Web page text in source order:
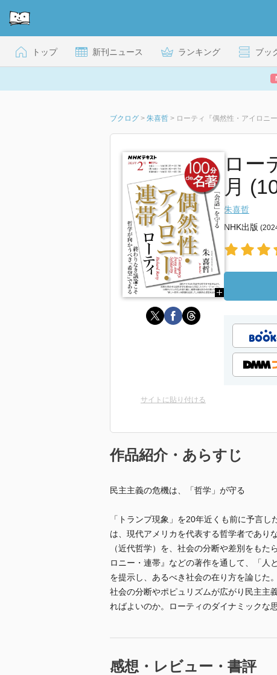
トップ 新刊ニュース ランキング ブッ
ブクログ > 朱喜哲 > ローティ『偶然性・アイロニ
ロー
月
朱喜哲
NHK出版
サイトに貼り付ける
作品紹介・あらすじ
民主主義の危機は、「哲学」が守る
「トランプ現象」を20年近くも前に予言
は、現代アメリカを代表する哲学者であり
（近代哲学）を、社会の分断や差別をも
ロニー・連帯』などの著作を通して、「人
を提示し、あるべき社会の在り方を論じた。
社会の分断やポピュリズムが広がり民主主
ればよいのか。ローティのダイナミックな
感想・レビュー・書評